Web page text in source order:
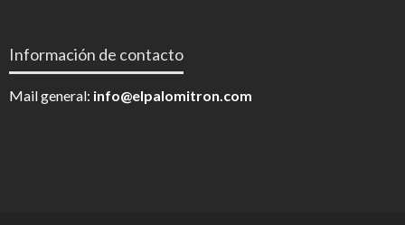
Información de contacto
Mail general: info@elpalomitron.com